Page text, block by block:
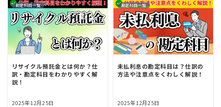
勘定科目一覧
リサイクル預託金とは何か？仕
訳・勘定科目をわかりやすく解
説！
2025年12月25日
勘定科目一覧
未払利息の勘定科目は？仕訳の
方法や注意点をくわしく解説！
2025年12月25日